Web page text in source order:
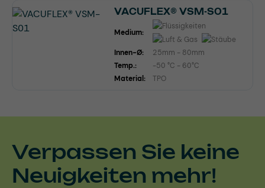
VACUFLEX® VSM-S01
Medium:
Innen-Ø:
25mm - 80mm
Temp.:
-50 °C - 60°C
Material:
TPO
Verpassen Sie keine
Neuigkeiten mehr!